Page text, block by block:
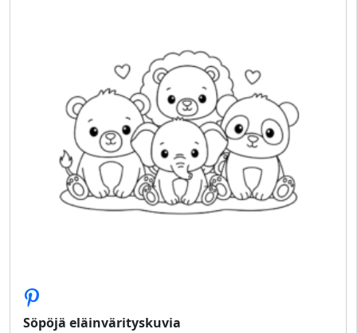
Söpöjä eläinvärityskuvia